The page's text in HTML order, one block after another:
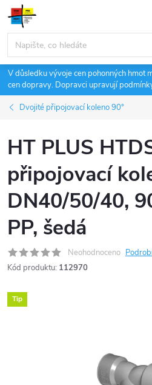
Přejít
obsah
V důsledku vývoje cen pohonných hmot
cen dopravy. Dopravci upravují
Dvojité připojovací koleno 90°
HT PLUS
připojovací
DN40/50/40,
PP, šedá
Neohodnoceno
Kód produktu: 112970
Tip